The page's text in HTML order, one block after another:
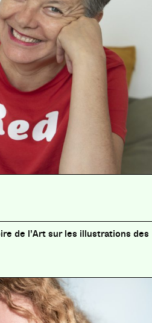
de l’Art sur les illustrations des